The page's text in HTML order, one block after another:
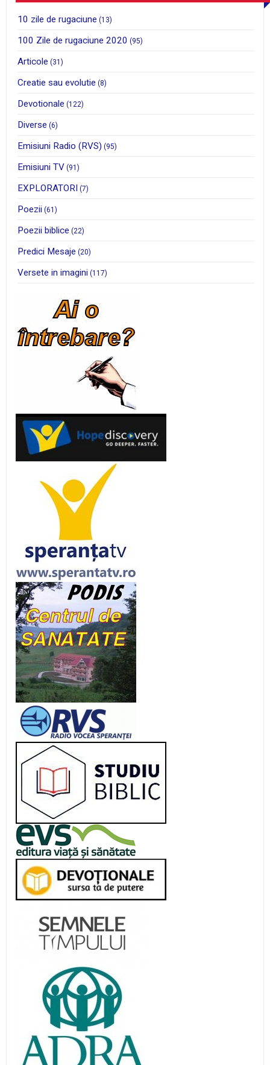
10 zile de rugaciune (13)
100 Zile de rugaciune 2020 (95)
Articole (31)
Creatie sau evolutie (8)
Devotionale (122)
Diverse (6)
Emisiuni Radio (RVS) (95)
Emisiuni TV (91)
EXPLORATORI (7)
Poezii (61)
Poezii biblice (22)
Predici Mesaje (20)
Versete in imagini (117)